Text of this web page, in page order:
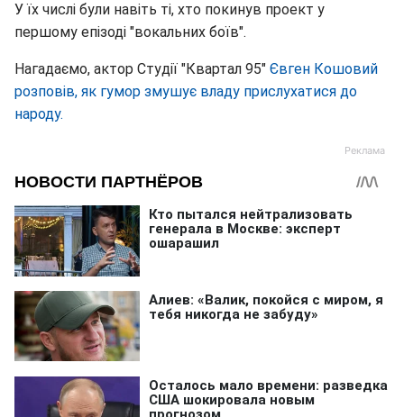
У їх числі були навіть ті, хто покинув проект у
першому епізоді "вокальних боїв".
Нагадаємо, актор Студії "Квартал 95" Євген Кошовий
розповів, як гумор змушує владу прислухатися до
народу.